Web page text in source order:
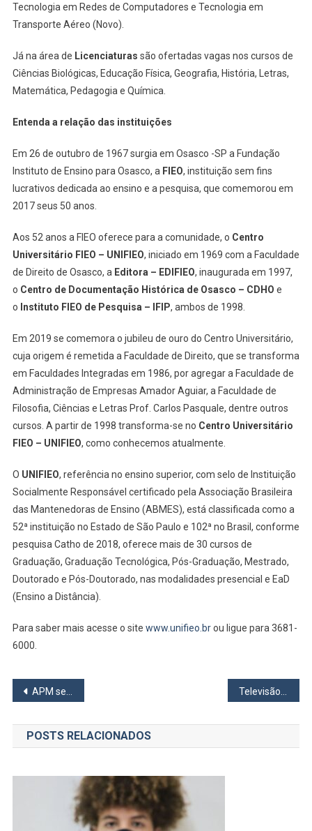
Tecnologia em Redes de Computadores e Tecnologia em
Transporte Aéreo (Novo).
Já na área de Licenciaturas são ofertadas vagas nos cursos de
Ciências Biológicas, Educação Física, Geografia, História, Letras,
Matemática, Pedagogia e Química.
Entenda a relação das instituições
Em 26 de outubro de 1967 surgia em Osasco -SP a Fundação
Instituto de Ensino para Osasco, a FIEO, instituição sem fins
lucrativos dedicada ao ensino e a pesquisa, que comemorou em
2017 seus 50 anos.
Aos 52 anos a FIEO oferece para a comunidade, o Centro
Universitário FIEO – UNIFIEO, iniciado em 1969 com a Faculdade
de Direito de Osasco, a Editora – EDIFIEO, inaugurada em 1997,
o Centro de Documentação Histórica de Osasco – CDHO e
o Instituto FIEO de Pesquisa – IFIP, ambos de 1998.
Em 2019 se comemora o jubileu de ouro do Centro Universitário,
cuja origem é remetida a Faculdade de Direito, que se transforma
em Faculdades Integradas em 1986, por agregar a Faculdade de
Administração de Empresas Amador Aguiar, a Faculdade de
Filosofia, Ciências e Letras Prof. Carlos Pasquale, dentre outros
cursos. A partir de 1998 transforma-se no Centro Universitário
FIEO – UNIFIEO, como conhecemos atualmente.
O UNIFIEO, referência no ensino superior, com selo de Instituição
Socialmente Responsável certificado pela Associação Brasileira
das Mantenedoras de Ensino (ABMES), está classificada como a
52ª instituição no Estado de São Paulo e 102ª no Brasil, conforme
pesquisa Catho de 2018, oferece mais de 30 cursos de
Graduação, Graduação Tecnológica, Pós-Graduação, Mestrado,
Doutorado e Pós-Doutorado, nas modalidades presencial e EaD
(Ensino a Distância).
Para saber mais acesse o site www.unifieo.brou ligue para 3681-
6000.
Navegação
de
Post
APM se manifesta sobre o engodo dos Miniplanos de Saúde
POSTS RELACIONADOS